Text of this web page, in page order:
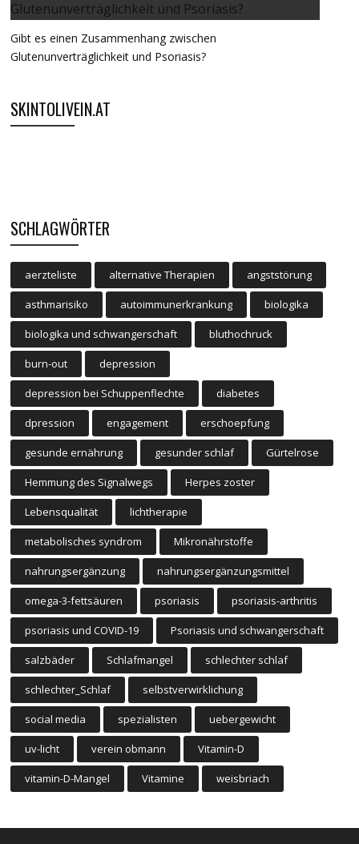
Gibt es einen Zusammenhang zwischen
Glutenunverträglichkeit und Psoriasis?
SKINTOLIVEIN.AT
SCHLAGWÖRTER
aerzteliste alternative Therapien angststörung
asthmarisiko autoimmunerkrankung biologika
biologika und schwangerschaft bluthochruck
burn-out depression
depression bei Schuppenflechte diabetes
dpression engagement erschoepfung
gesunde ernährung gesunder schlaf Gürtelrose
Hemmung des Signalwegs Herpes zoster
Lebensqualität lichtherapie
metabolisches syndrom Mikronährstoffe
nahrungsergänzung nahrungsergänzungsmittel
omega-3-fettsäuren psoriasis psoriasis-arthritis
psoriasis und COVID-19 Psoriasis und schwangerschaft
salzbäder Schlafmangel schlechter schlaf
schlechter_Schlaf selbstverwirklichung
social media spezialisten uebergewicht
uv-licht verein obmann Vitamin-D
vitamin-D-Mangel Vitamine weisbriach